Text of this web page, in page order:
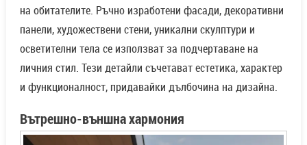
на обитателите. Ръчно изработени фасади, декоративни
панели, художествени стени, уникални скулптури и
осветителни тела се използват за подчертаване на
личния стил. Тези детайли съчетават естетика, характер
и функционалност, придавайки дълбочина на дизайна.
Вътрешно-външна хармония